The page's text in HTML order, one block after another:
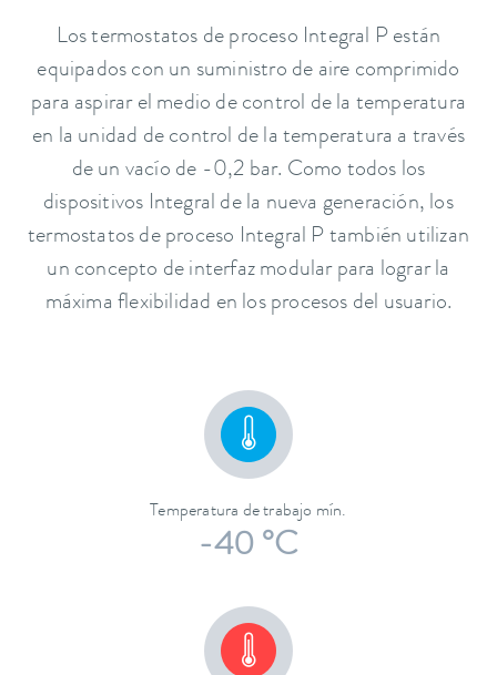
Los termostatos de proceso Integral P están
equipados con un suministro de aire comprimido
para aspirar el medio de control de la temperatura
en la unidad de control de la temperatura a través
de un vacío de -0,2 bar. Como todos los
dispositivos Integral de la nueva generación, los
termostatos de proceso Integral P también utilizan
un concepto de interfaz modular para lograr la
máxima flexibilidad en los procesos del usuario.
Temperatura de trabajo mín.
-40 °C